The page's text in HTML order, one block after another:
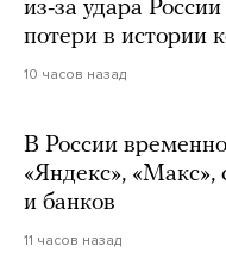
из-за удара
потери в истории
10 часов назад
В России
«Яндекс», «Макс»,
и банков
11 часов назад